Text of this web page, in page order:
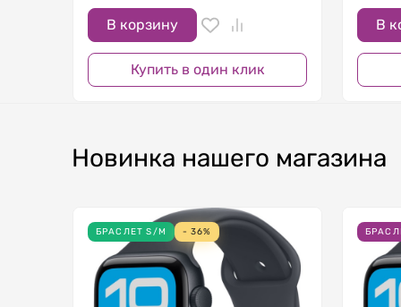
В корзину
Купить в один клик
В
Новинка нашего магазина
БРАСЛЕТ S/M - 36%